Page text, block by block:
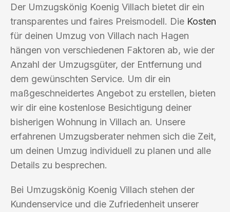
Der Umzugskönig Koenig Villach bietet dir ein
transparentes und faires Preismodell. Die Kosten
für deinen Umzug von Villach nach Hagen
hängen von verschiedenen Faktoren ab, wie der
Anzahl der Umzugsgüter, der Entfernung und
dem gewünschten Service. Um dir ein
maßgeschneidertes Angebot zu erstellen, bieten
wir dir eine kostenlose Besichtigung deiner
bisherigen Wohnung in Villach an. Unsere
erfahrenen Umzugsberater nehmen sich die Zeit,
um deinen Umzug individuell zu planen und alle
Details zu besprechen.
Bei Umzugskönig Koenig Villach stehen der
Kundenservice und die Zufriedenheit unserer